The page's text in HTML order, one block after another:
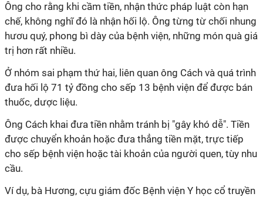
Ông cho rằng khi cầm tiền, nhận thức pháp luật còn hạn
chế, không nghĩ đó là nhận hối lộ. Ông từng từ chối nhung
hươu quý, phong bì dày của bệnh viện, những món quà giá
trị hơn rất nhiều.
Ở nhóm sai phạm thứ hai, liên quan ông Cách và quá trình
đưa hối lộ 71 tỷ đồng cho sếp 13 bệnh viện để được bán
thuốc, dược liệu.
Ông Cách khai đưa tiền nhằm tránh bị "gây khó dễ". Tiền
được chuyển khoản hoặc đưa thẳng tiền mặt, trực tiếp
cho sếp bệnh viện hoặc tài khoản của người quen, tùy nhu
cầu.
Ví dụ, bà Hương, cựu giám đốc Bệnh viện Y học cổ truyền